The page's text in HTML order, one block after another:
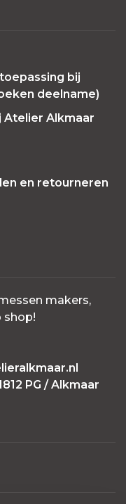
bij
deelname)
Atelier Alkmaar
en retourneren
makers,
shop!
PG / Alkmaar